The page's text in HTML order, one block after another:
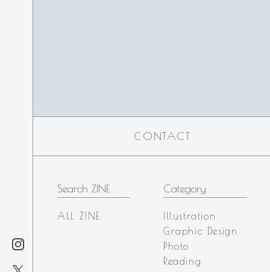
CONTACT
Search ZINE
ALL ZINE
Category
Illustration
Graphic Design
Photo
Reading